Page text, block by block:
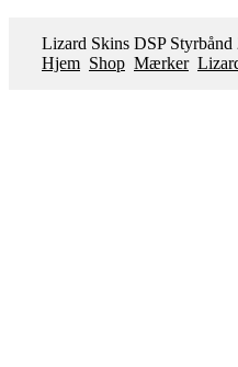
Lizard Skins DSP
Hjem Shop Mærker